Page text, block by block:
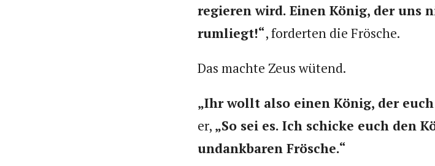
regieren wird. Einen König, der uns
rumliegt!“, forderten die Frösche.
Das machte Zeus wütend.
„Ihr wollt also einen König, der
er, „So sei es. Ich schicke euch den
undankbaren Frösche.“